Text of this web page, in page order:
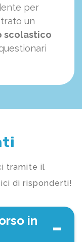
per
un
scolastico
tramite il
di risponderti!
in